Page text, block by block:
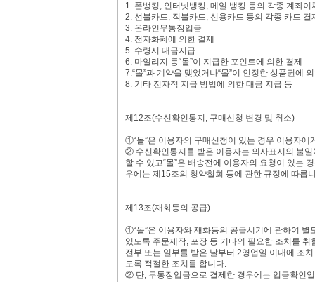
1. 폰뱅킹, 인터넷뱅킹, 메일 뱅킹 등의 각종 계좌이
2. 선불카드, 직불카드, 신용카드 등의 각종 카드 결
3. 온라인무통장입금
4. 전자화폐에 의한 결제
5. 수령시 대금지급
6. 마일리지 등“몰”이 지급한 포인트에 의한 결제
7.“몰”과 계약을 맺었거나“몰”이 인정한 상품권에
8. 기타 전자적 지급 방법에 의한 대금 지급 등
제12조(수신확인통지, 구매신청 변경 및 취소)
①“몰”은 이용자의 구매신청이 있는 경우 이용자에
② 수신확인통지를 받은 이용자는 의사표시의 불
할 수 있고“몰”은 배송전에 이용자의 요청이 있는
우에는 제15조의 청약철회 등에 관한 규정에 따릅
제13조(재화등의 공급)
①“몰”은 이용자와 재화등의 공급시기에 관하여
있도록 주문제작, 포장 등 기타의 필요한 조치를
전부 또는 일부를 받은 날부터 2영업일 이내에 조
도록 적절한 조치를 합니다.
② 단, 무통장입금으로 결제한 경우에는 입금확인